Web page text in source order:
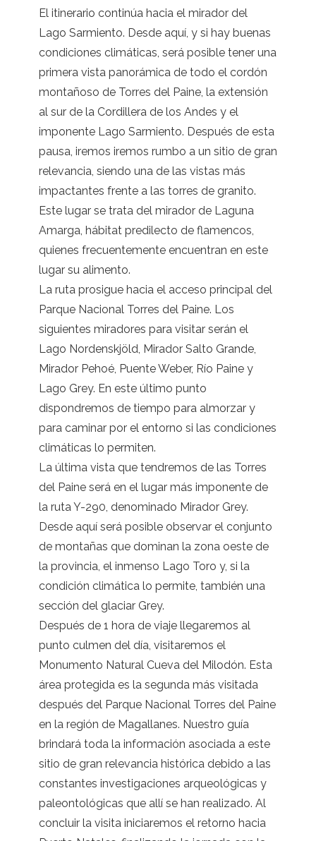
El itinerario continúa hacia el mirador del
Lago Sarmiento. Desde aquí, y si hay buenas
condiciones climáticas, será posible tener una
primera vista panorámica de todo el cordón
montañoso de Torres del Paine, la extensión
al sur de la Cordillera de los Andes y el
imponente Lago Sarmiento. Después de esta
pausa, iremos iremos rumbo a un sitio de gran
relevancia, siendo una de las vistas más
impactantes frente a las torres de granito.
Este lugar se trata del mirador de Laguna
Amarga, hábitat predilecto de flamencos,
quienes frecuentemente encuentran en este
lugar su alimento.
La ruta prosigue hacia el acceso principal del
Parque Nacional Torres del Paine. Los
siguientes miradores para visitar serán el
Lago Nordenskjöld, Mirador Salto Grande,
Mirador Pehoé, Puente Weber, Río Paine y
Lago Grey. En este último punto
dispondremos de tiempo para almorzar y
para caminar por el entorno si las condiciones
climáticas lo permiten.
La última vista que tendremos de las Torres
del Paine será en el lugar más imponente de
la ruta Y-290, denominado Mirador Grey.
Desde aquí será posible observar el conjunto
de montañas que dominan la zona oeste de
la provincia, el inmenso Lago Toro y, si la
condición climática lo permite, también una
sección del glaciar Grey.
Después de 1 hora de viaje llegaremos al
punto culmen del día, visitaremos el
Monumento Natural Cueva del Milodón. Esta
área protegida es la segunda más visitada
después del Parque Nacional Torres del Paine
en la región de Magallanes. Nuestro guía
brindará toda la información asociada a este
sitio de gran relevancia histórica debido a las
constantes investigaciones arqueológicas y
paleontológicas que allí se han realizado. Al
concluir la visita iniciaremos el retorno hacia